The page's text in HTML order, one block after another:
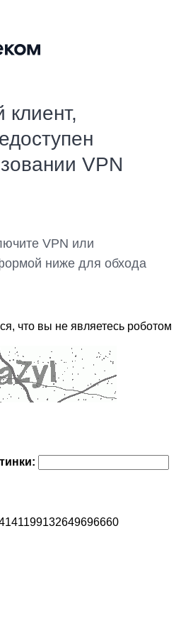
VPN
VPN или
ниже для обхода
что вы не являетесь роботом